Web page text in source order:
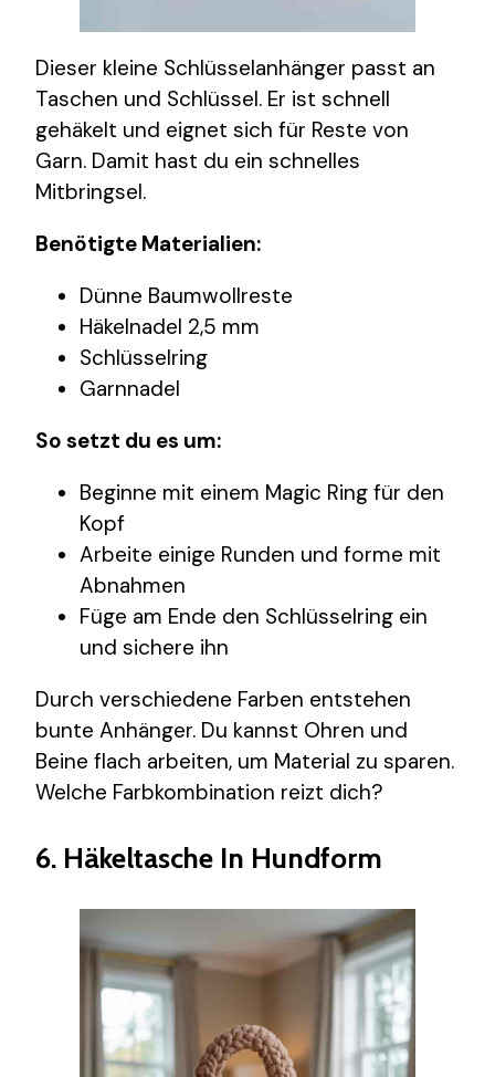
Dieser kleine Schlüsselanhänger passt an
Taschen und Schlüssel. Er ist schnell
gehäkelt und eignet sich für Reste von
Garn. Damit hast du ein schnelles
Mitbringsel.
Benötigte Materialien:
Dünne Baumwollreste
Häkelnadel 2,5 mm
Schlüsselring
Garnnadel
So setzt du es um:
Beginne mit einem Magic Ring für den
Kopf
Arbeite einige Runden und forme mit
Abnahmen
Füge am Ende den Schlüsselring ein
und sichere ihn
Durch verschiedene Farben entstehen
bunte Anhänger. Du kannst Ohren und
Beine flach arbeiten, um Material zu sparen.
Welche Farbkombination reizt dich?
6. Häkeltasche In Hundform